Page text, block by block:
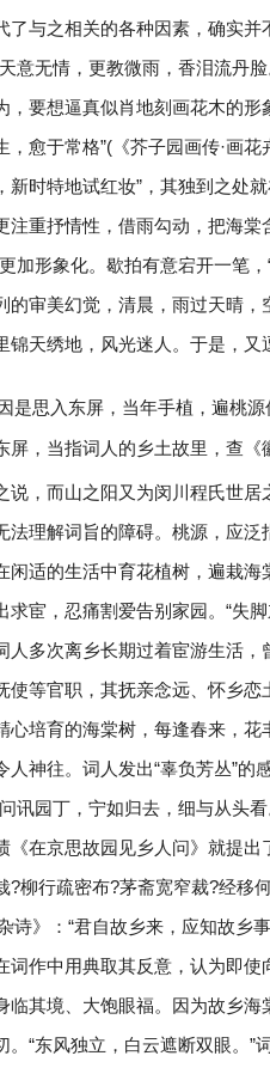
了与之相关的各种因素，确实
意无情，更教微雨，香泪流丹
，要想逼真似肖地刻画花木的
，愈于常格”(《芥子园画传·画
新时特地试红妆”，其独到之处
注重抒情性，借雨勾动，把海
加形象化。歇拍有意宕开一笔
的审美幻觉，清晨，雨过天晴，
锦天绣地，风光迷人。于是，又
是思入东屏，当年手植，遍桃
屏，当指词人的乡土故里，查《
说，而山之阳又为闵川程氏世
法理解词旨的障碍。桃源，应
闲适的生活中育花植树，遍栽
求宦，忍痛割爱告别家园。“失
人多次离乡长期过着宦游生活
使等官职，其抚亲念远、怀乡
心培育的海棠树，每逢春来，
人神往。词人发出“辜负芳丛”
讯园丁，宁如归去，细与从头
《在京思故园见乡人问》就提
?柳行疏密布?茅斋宽窄裁?经移
杂诗》：“君自故乡来，应知故乡
词作中用典取其反意，认为即
临其境、大饱眼福。因为故乡海
。“东风独立，白云遮断双眼。”